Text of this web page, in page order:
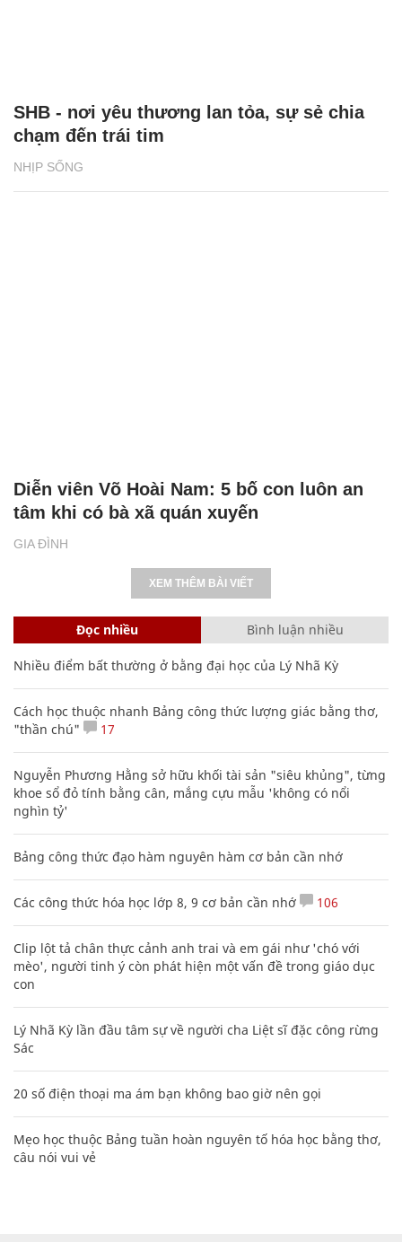
NHỊP SỐNG
SHB - nơi yêu thương lan tỏa, sự sẻ chia
chạm đến trái tim
GIA ĐÌNH
Diễn viên Võ Hoài Nam: 5 bố con luôn an
tâm khi có bà xã quán xuyến
XEM THÊM BÀI VIẾT
Đọc nhiều Bình luận nhiều
Nhiều điểm bất thường ở bằng đại học của Lý Nhã Kỳ
Cách học thuộc nhanh Bảng công thức lượng giác bằng thơ,
"thần chú"
17
Nguyễn Phương Hằng sở hữu khối tài sản "siêu khủng", từng
khoe sổ đỏ tính bằng cân, mắng cựu mẫu 'không có nổi
nghìn tỷ'
Bảng công thức đạo hàm nguyên hàm cơ bản cần nhớ
Các công thức hóa học lớp 8, 9 cơ bản cần nhớ 106
Clip lột tả chân thực cảnh anh trai và em gái như 'chó với
mèo', người tinh ý còn phát hiện một vấn đề trong giáo dục
con
Lý Nhã Kỳ lần đầu tâm sự về người cha Liệt sĩ đặc công rừng
Sác
20 số điện thoại ma ám bạn không bao giờ nên gọi
Mẹo học thuộc Bảng tuần hoàn nguyên tố hóa học bằng thơ,
câu nói vui vẻ